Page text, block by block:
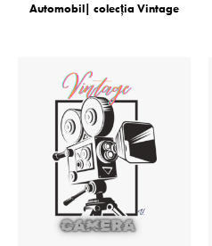
Automobil| colecţia Vintage